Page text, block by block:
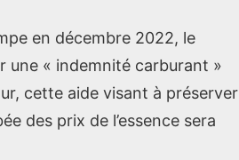
en décembre 2022, le
une « indemnité carburant »
cette aide visant à préserver
des prix de l’essence sera